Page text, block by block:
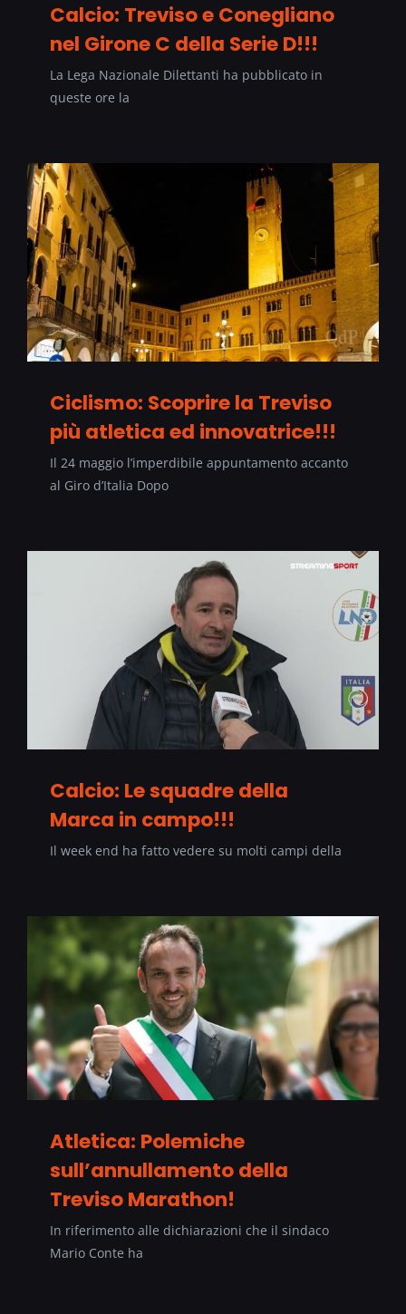
Calcio: Treviso e Conegliano
nel Girone C della Serie D!!!
La Lega Nazionale Dilettanti ha pubblicato in
queste ore la
Ciclismo: Scoprire la Treviso
più atletica ed innovatrice!!!
Il 24 maggio l’imperdibile appuntamento accanto
al Giro d’Italia Dopo
Calcio: Le squadre della
Marca in campo!!!
Il week end ha fatto vedere su molti campi della
Atletica: Polemiche
sull’annullamento della
Treviso Marathon!
In riferimento alle dichiarazioni che il sindaco
Mario Conte ha